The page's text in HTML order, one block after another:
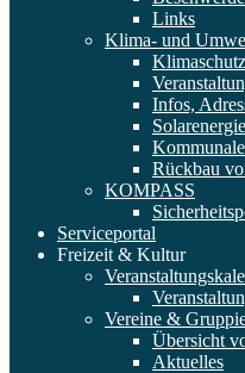
Links
Klima- und
Infos,
Rückbau
KOMPASS
Serviceportal
Freizeit & Kultur
Vereine &
Übersicht
Aktuelles